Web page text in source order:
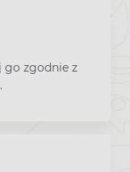
go zgodnie z